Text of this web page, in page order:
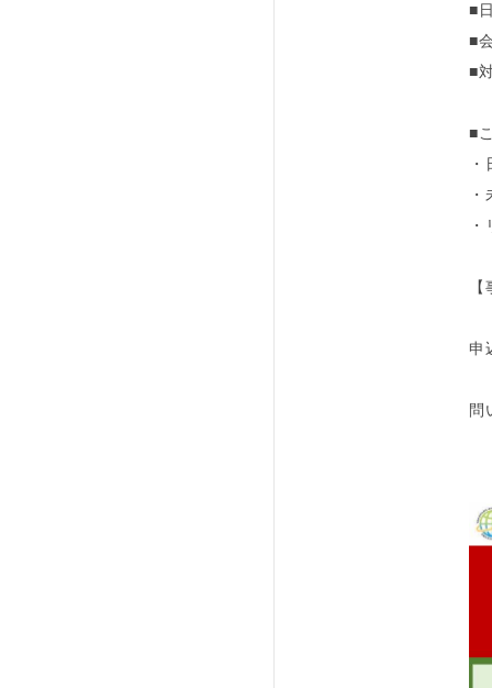
■
■
■
■
申
問